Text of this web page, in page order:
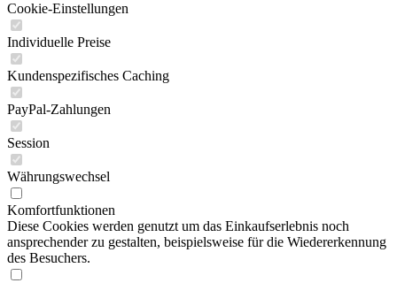
Cookie-Einstellungen
Individuelle Preise
Kundenspezifisches Caching
PayPal-Zahlungen
Session
Währungswechsel
Komfortfunktionen
Diese Cookies werden genutzt um das Einkaufserlebnis noch
ansprechender zu gestalten, beispielsweise für die Wiedererkennung
des Besuchers.